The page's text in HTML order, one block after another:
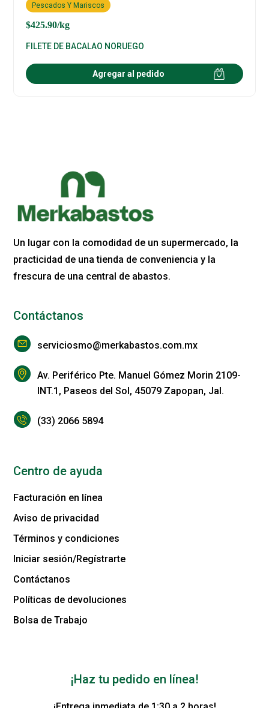
$425.90/kg
Pescados Y Mariscos
FILETE DE BACALAO NORUEGO
Agregar al pedido
Un lugar con la comodidad de un supermercado, la
practicidad de una tienda de conveniencia y la
frescura de una central de abastos.
Contáctanos
serviciosmo@merkabastos.com.mx
Av. Periférico Pte. Manuel Gómez Morin 2109-
INT.1, Paseos del Sol, 45079 Zapopan, Jal.
(33) 2066 5894
Centro de ayuda
Facturación en línea
Aviso de privacidad
Términos y condiciones
Iniciar sesión/Regístrarte
Contáctanos
Políticas de devoluciones
Bolsa de Trabajo
¡Haz tu pedido en línea!